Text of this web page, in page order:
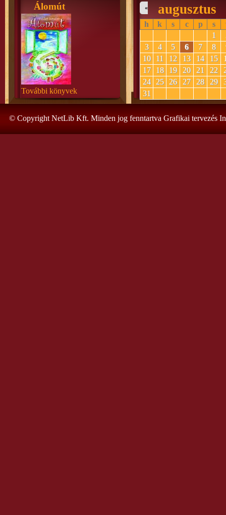
Álomút
További könyvek
augusztus
«
h k s c p s
1
3
4 5 6 7 8
10
11 12 13 14 15
17
18 19 20 21 22
24
25 26 27 28 29
31
© Copyright NetLib Kft. Minden jog fenntartva Grafikai tervezés